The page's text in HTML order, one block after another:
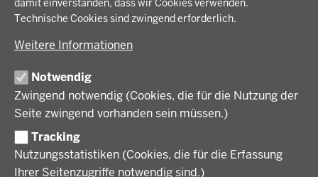
damit einverstanden, dass wir Cookies verwenden.
Technische Cookies sind zwingend erforderlich.
Weitere Informationen
Notwendig
Zwingend notwendig (Cookies, die für die Nutzung der
Seite zwingend vorhanden sein müssen.)
Tracking
Nutzungsstatistiken (Cookies, die für die Erfassung
Ihrer Seitenzugriffe notwendig sind.)
Bildung, Schule und Sport
Regionalplanung und Regionalrat
Wirtschaft, Kultur und Kommunales
Energiewende AG
Zusammenarbeit mit den Niederlanden
BEZIRKSREGIERUNG
Regierungsbezirk Münster
Geschichte und Gegenwart
Behördenleitung
Förderlotsinnen und Förderlotsen
KARRIERE UND AUSBILDUNG
Stellenangebote
Ausbildung
Volljurist:in
VERFAHREN UND BEKANNTMACHUNGEN